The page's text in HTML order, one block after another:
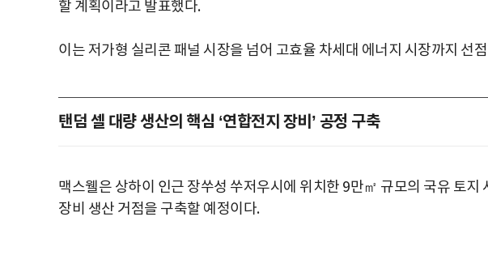
할 계획이라고 발표했다.
이는 저가형 실리콘 패널 시장을 넘어 고효율 차세대 에너지 시장까지 선
탠덤 셀 대량 생산의 핵심 ‘연합전지 장비’ 공정 구축
맥스웰은 상하이 인근 장쑤성 쑤저우시에 위치한 9만㎡ 규모의 국유 토
장비 생산 거점을 구축할 예정이다.